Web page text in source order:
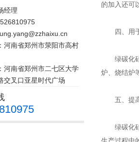
经理
河南省郑州市荥阳市高村
河南省郑州市二七区大学
交叉口亚星时代广场
的加入还可
四、用于
绿碳化硅
炉、烧结炉
五、提高
绿碳化硅